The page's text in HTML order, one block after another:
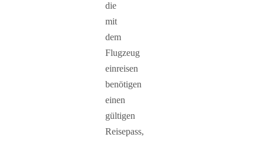
die
mit
dem
Flugzeug
einreisen
benötigen
einen
gültigen
Reisepass,